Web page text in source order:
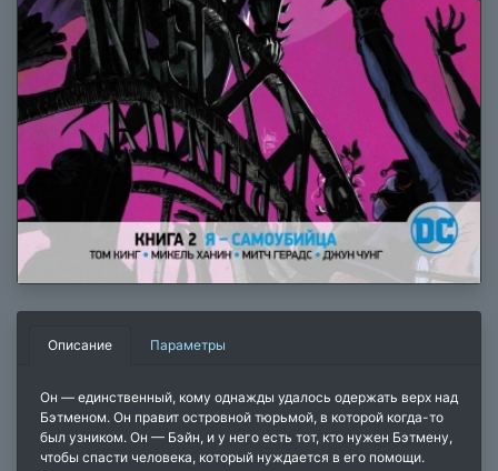
Описание Параметры
Он — единственный, кому однажды удалось одержать верх над
Бэтменом. Он правит островной тюрьмой, в которой когда-то
был узником. Он — Бэйн, и у него есть тот, кто нужен Бэтмену,
чтобы спасти человека, который нуждается в его помощи.